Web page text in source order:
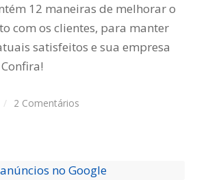
12 maneiras de melhorar o
com os clientes, para manter
satisfeitos e sua empresa
/ 2 Comentários